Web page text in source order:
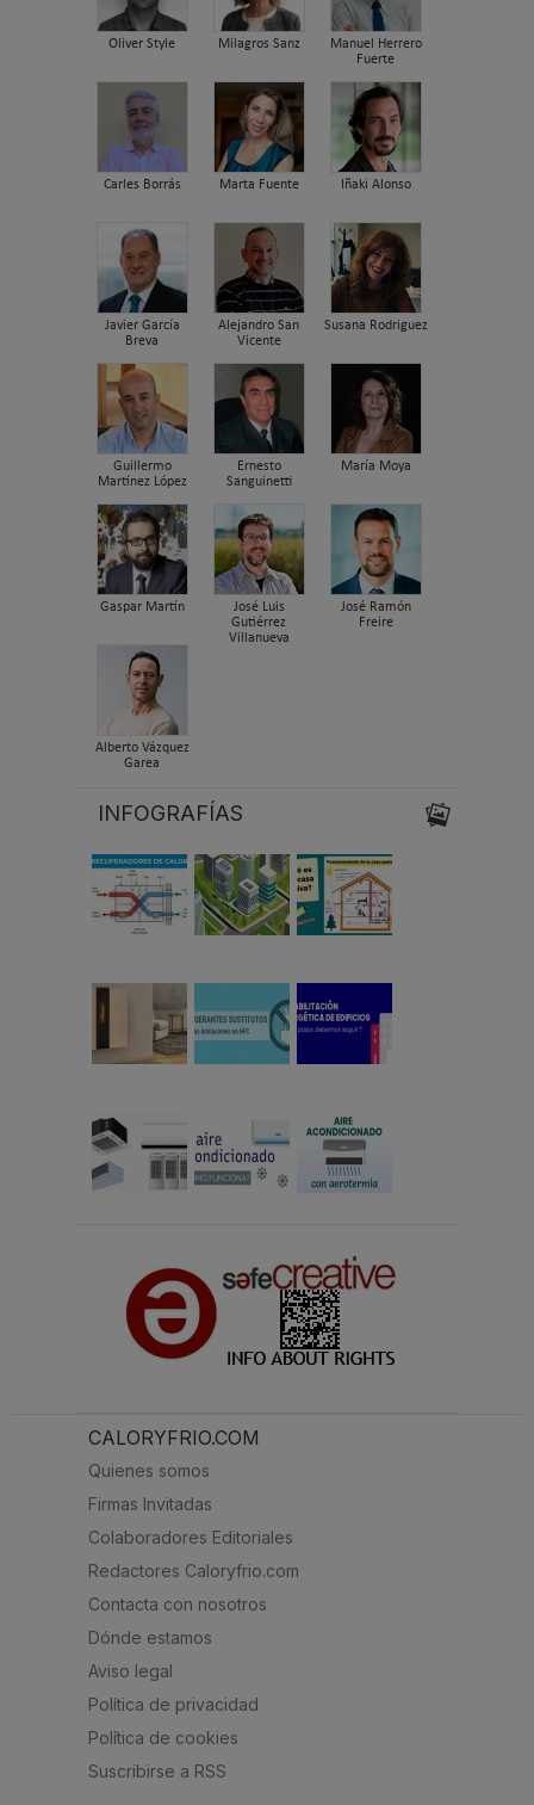
Oliver Style Milagros Sanz
Manuel Herrero
Fuerte
Carles Borrás Marta Fuente Iñaki Alonso
Javier García
Breva
Alejandro San
Vicente
Susana Rodriguez
Guillermo
Martínez López
Ernesto
Sanguinetti
María Moya
Gaspar Martín
José Luis
Gutiérrez
Villanueva
José Ramón
Freire
Alberto Vázquez
Garea
INFOGRAFÍAS
CALORYFRIO.COM
Quienes somos
Firmas Invitadas
Colaboradores Editoriales
Redactores Caloryfrio.com
Contacta con nosotros
Dónde estamos
Aviso legal
Política de privacidad
Política de cookies
Suscribirse a RSS